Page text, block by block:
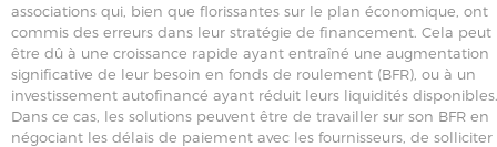
associations qui, bien que florissantes sur le plan économique, ont
commis des erreurs dans leur stratégie de financement. Cela peut
être dû à une croissance rapide ayant entraîné une augmentation
significative de leur besoin en fonds de roulement (BFR), ou à un
investissement autofinancé ayant réduit leurs liquidités disponibles.
Dans ce cas, les solutions peuvent être de travailler sur son BFR en
négociant les délais de paiement avec les fournisseurs, de solliciter